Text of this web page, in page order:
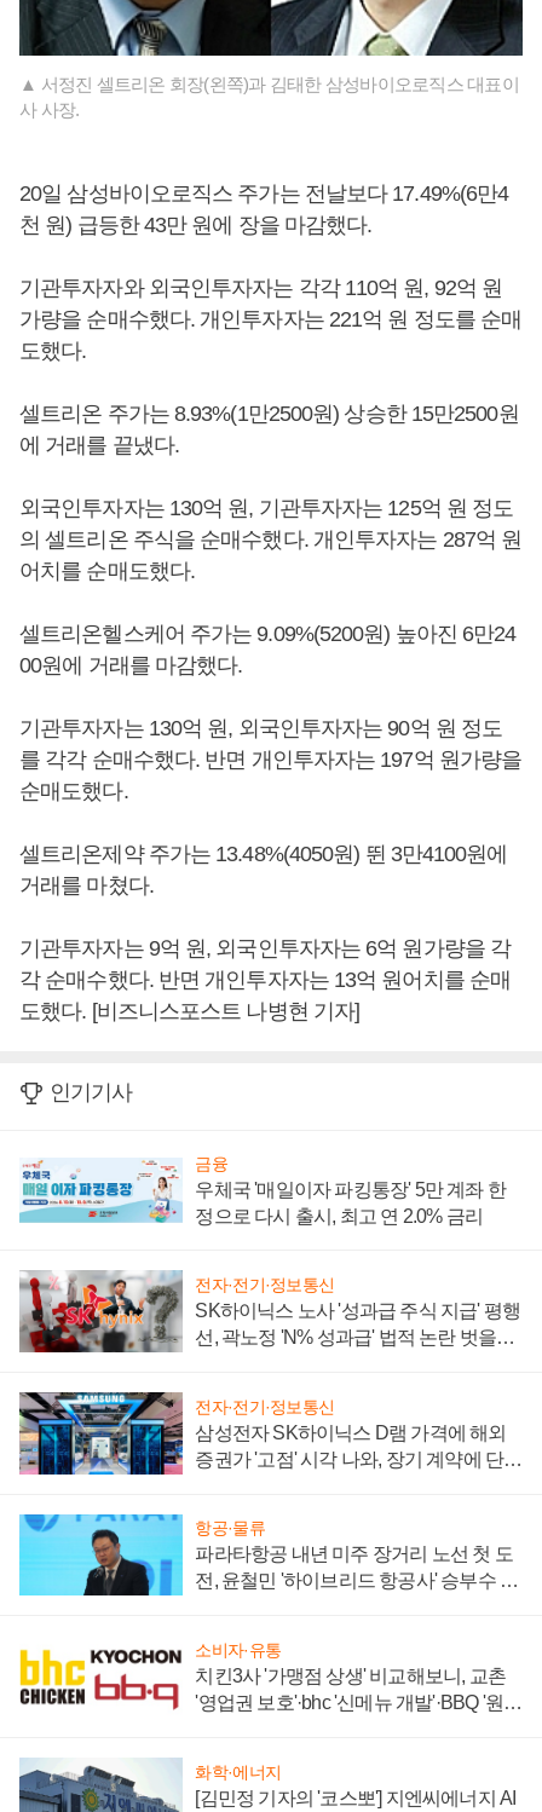
▲ 서정진 셀트리온 회장(왼쪽)과 김태한 삼성바이오로직스 대표이
사 사장.
20일 삼성바이오로직스 주가는 전날보다 17.49%(6만4
천 원) 급등한 43만 원에 장을 마감했다.
기관투자자와 외국인투자자는 각각 110억 원, 92억 원
가량을 순매수했다. 개인투자자는 221억 원 정도를 순매
도했다.
셀트리온 주가는 8.93%(1만2500원) 상승한 15만2500원
에 거래를 끝냈다.
외국인투자자는 130억 원, 기관투자자는 125억 원 정도
의 셀트리온 주식을 순매수했다. 개인투자자는 287억 원
어치를 순매도했다.
셀트리온헬스케어 주가는 9.09%(5200원) 높아진 6만24
00원에 거래를 마감했다.
기관투자자는 130억 원, 외국인투자자는 90억 원 정도
를 각각 순매수했다. 반면 개인투자자는 197억 원가량을
순매도했다.
셀트리온제약 주가는 13.48%(4050원) 뛴 3만4100원에
거래를 마쳤다.
기관투자자는 9억 원, 외국인투자자는 6억 원가량을 각
각 순매수했다. 반면 개인투자자는 13억 원어치를 순매
도했다. [비즈니스포스트 나병현 기자]
인기기사
금융
우체국 '매일이자 파킹통장' 5만 계좌 한
정으로 다시 출시, 최고 연 2.0% 금리
전자·전기·정보통신
SK하이닉스 노사 '성과급 주식 지급' 평행
선, 곽노정 'N% 성과급' 법적 논란 벗을지
전자·전기·정보통신
삼성전자 SK하이닉스 D램 가격에 해외
증권가 '고점' 시각 나와, 장기 계약에 단점
항공·물류
파라타항공 내년 미주 장거리 노선 첫 도
전, 윤철민 '하이브리드 항공사' 승부수 통
소비자·유통
치킨3사 '가맹점 상생' 비교해보니, 교촌
'영업권 보호'·bhc '신메뉴 개발'·BBQ '원가
화학·에너지
[김민정 기자의 '코스뽀'] 지엔씨에너지 AI